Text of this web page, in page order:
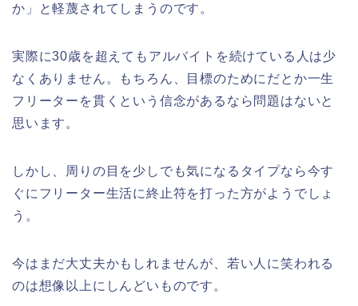
か」と軽蔑されてしまうのです。
実際に30歳を超えてもアルバイトを続けている人は少
なくありません。もちろん、目標のためにだとか一生
フリーターを貫くという信念があるなら問題はないと
思います。
しかし、周りの目を少しでも気になるタイプなら今す
ぐにフリーター生活に終止符を打った方がようでしょ
う。
今はまだ大丈夫かもしれませんが、若い人に笑われる
のは想像以上にしんどいものです。